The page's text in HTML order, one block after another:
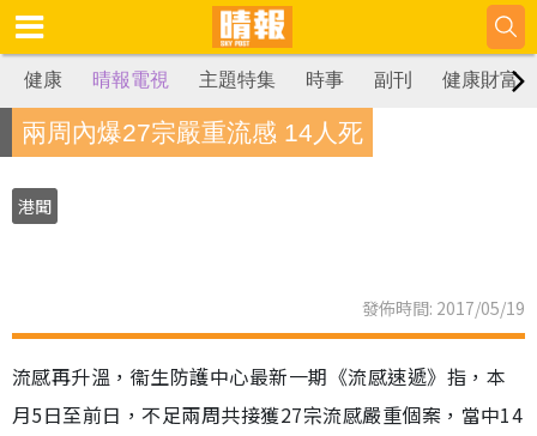
健康 晴報電視 主題特集 時事 副刊 健康財富
兩周內爆27宗嚴重流感 14人死
港聞
發佈時間: 2017/05/19
流感再升溫，衞生防護中心最新一期《流感速遞》指，本
月5日至前日，不足兩周共接獲27宗流感嚴重個案，當中14